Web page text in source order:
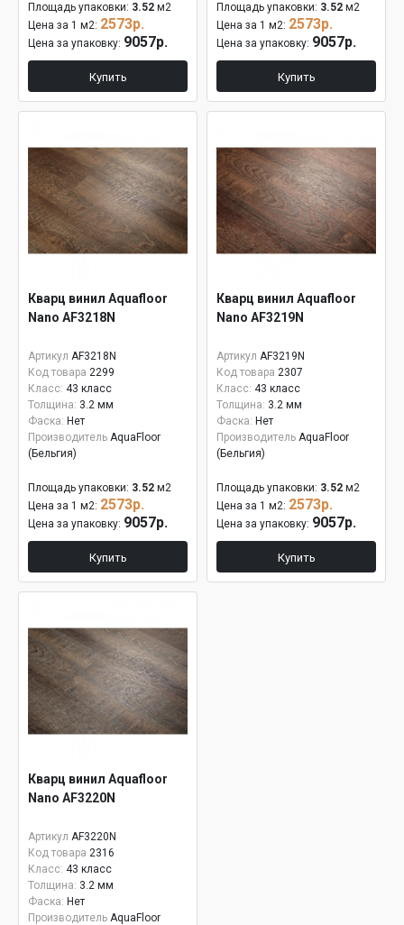
Площадь упаковки: 3.52 м2
Цена за 1 м2: 2573р.
Цена за упаковку: 9057р.
Купить
Площадь упаковки: 3.52 м2
Цена за 1 м2: 2573р.
Цена за упаковку: 9057р.
Купить
Кварц винил Aquafloor
Nano AF3218N
Артикул AF3218N
Код товара 2299
Класс: 43 класс
Толщина: 3.2 мм
Фаска: Нет
Производитель AquaFloor
(Бельгия)
Площадь упаковки: 3.52 м2
Цена за 1 м2: 2573р.
Цена за упаковку: 9057р.
Купить
Кварц винил Aquafloor
Nano AF3219N
Артикул AF3219N
Код товара 2307
Класс: 43 класс
Толщина: 3.2 мм
Фаска: Нет
Производитель AquaFloor
(Бельгия)
Площадь упаковки: 3.52 м2
Цена за 1 м2: 2573р.
Цена за упаковку: 9057р.
Купить
Кварц винил Aquafloor
Nano AF3220N
Артикул AF3220N
Код товара 2316
Класс: 43 класс
Толщина: 3.2 мм
Фаска: Нет
Производитель AquaFloor